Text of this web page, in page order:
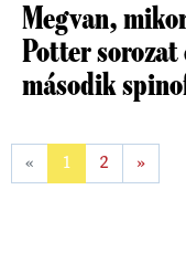
Megvan,
Potter sorozat
második
« 1 2 »